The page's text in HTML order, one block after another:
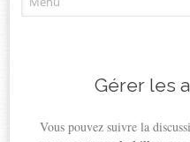
Gérer les
Vous pouvez suivre la